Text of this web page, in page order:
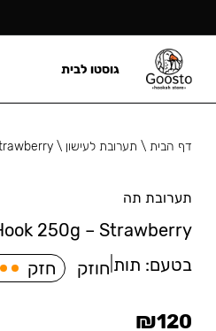
דף הבית\ תערובת לעישון \
תערובת תה
250g – Strawberry
בטעם: תות חוזק חזק
₪120
גוסטו לבית